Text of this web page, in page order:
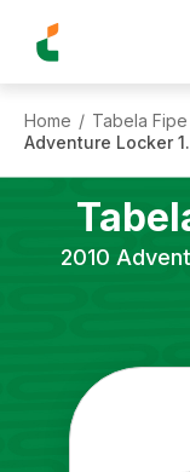
Home / Tabela Fipe
Adventure Locker
2010